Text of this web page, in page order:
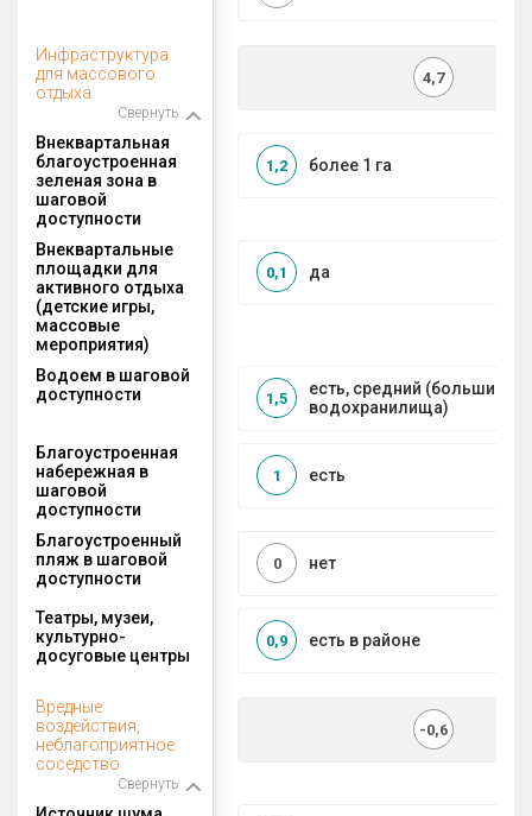
Инфраструктура
для массового
отдыха
Свернуть
4,7
Внеквартальная
благоустроенная
зеленая зона в
шаговой
доступности
более 1 га
1,2
Внеквартальные
площадки для
активного отдыха
(детские игры,
массовые
мероприятия)
да
0,1
Водоем в шаговой
доступности
есть, средний (большие
водохранилища)
1,5
Благоустроенная
набережная в
шаговой
доступности
есть
1
Благоустроенный
пляж в шаговой
доступности
нет
0
Театры, музеи,
культурно-
досуговые центры
есть в районе
0,9
Вредные
воздействия,
неблагоприятное
соседство
Свернуть
-0,6